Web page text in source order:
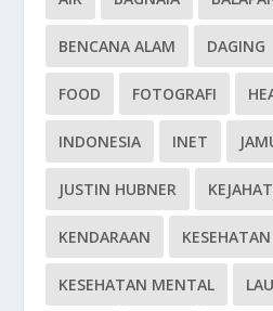
BENCANA ALAM DAGING
FOOD FOTOGRAFI
INDONESIA INET
JUSTIN HUBNER
KENDARAAN KESEHATAN
KESEHATAN MENTAL